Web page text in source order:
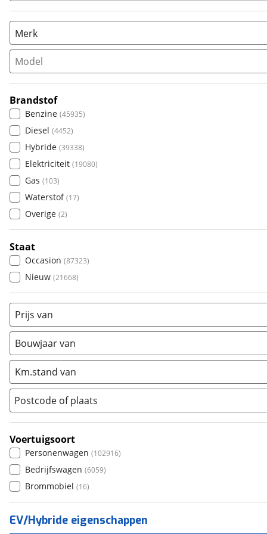
Merk
Populair
Audi (4677)
BMW (9421
Citroën 2859)
Fiat ( 1933)
Ford (7163)
Hyundai (3325)
Kia ( 7710
Mazda (2424
Mercedes-Benz
Nissan
Renault (6084)
Seat (
SKODA
Suzuki (2306)
Toyota (7318
Volkswagen (9438)
Volvo (5122)
Aiways
Alpine (70
Aston Martin
Model
Brandstof
Benzine (45935)
Diesel (4452)
Hybride (39338)
Elektriciteit (19080)
Gas (103)
Waterstof (17)
Overige (2)
Staat
Occasion (87323)
Nieuw (21668)
Prijs van
Bouwjaar van
Km.stand van
Postcode of plaats
Voertuigsoort
Personenwagen (102916)
Bedrijfswagen (6059)
Brommobiel (16)
EV/Hybride eigenschappen